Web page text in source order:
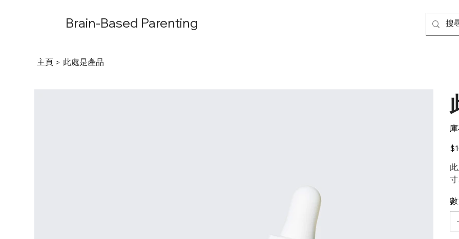
Brain-Based Parenting
主頁 > 此處是產品
價
格